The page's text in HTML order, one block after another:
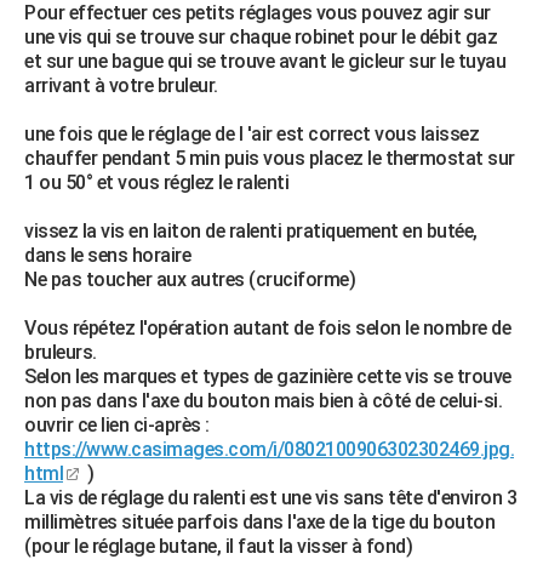
Pour effectuer ces petits réglages vous pouvez agir sur
une vis qui se trouve sur chaque robinet pour le débit gaz
et sur une bague qui se trouve avant le gicleur sur le tuyau
arrivant à votre bruleur.
une fois que le réglage de l 'air est correct vous laissez
chauffer pendant 5 min puis vous placez le thermostat sur
1 ou 50° et vous réglez le ralenti
vissez la vis en laiton de ralenti pratiquement en butée,
dans le sens horaire
Ne pas toucher aux autres (cruciforme)
Vous répétez l'opération autant de fois selon le nombre de
bruleurs.
Selon les marques et types de gazinière cette vis se trouve
non pas dans l'axe du bouton mais bien à côté de celui-si.
ouvrir ce lien ci-après :
https://www.casimages.com/i/0802100906302302469.jpg.
html
)
La vis de réglage du ralenti est une vis sans tête d'environ 3
millimètres située parfois dans l'axe de la tige du bouton
(pour le réglage butane, il faut la visser à fond)